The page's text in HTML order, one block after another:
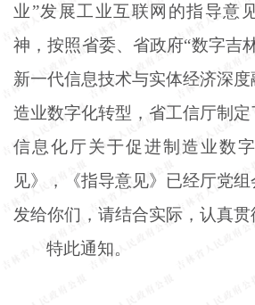
业”发展工业互联网的指导意
神，按照省委、省政府“数字吉
新一代信息技术与实体经济深度
造业数字化转型，省工信厅制
信息化厅关于促进制造业数
见》，《指导意见》已经厅党
发给你们，请结合实际，认真贯
特此通知。